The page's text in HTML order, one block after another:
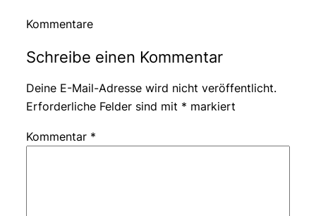
Kommentare
Schreibe einen Kommentar
Deine E-Mail-Adresse wird nicht veröffentlicht.
Erforderliche Felder sind mit * markiert
Kommentar *